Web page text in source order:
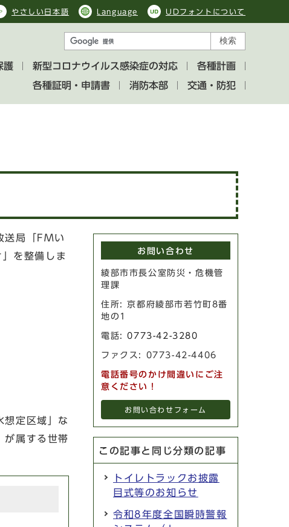
やさしい日本語 Language UDフォントについて
検索
護 新型コロナウイルス感染症の対応
各種計画
各種証明・申請書
消防本部 交通・防犯
送局「FMい
を整備しま
想定区域」な
が属する世帯
お問い合わせ
綾部市市長公室防災・危機管
理課
住所: 京都府綾部市若竹町8番
地の1
電話:0773-42-3280
ファクス: 0773-42-4406
電話番号のかけ間違いにご注
意ください！
お問い合わせフォーム
この記事と同じ分類の記事
トイレトラックお披露
目式等のお知らせ
令和8年度全国瞬時警報